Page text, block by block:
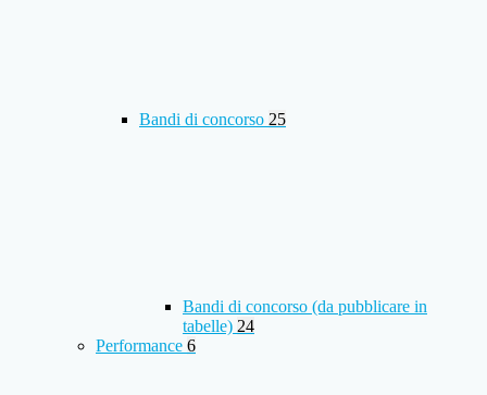
Bandi di concorso 25
Bandi di concorso (da pubblicare in
tabelle) 24
Performance 6